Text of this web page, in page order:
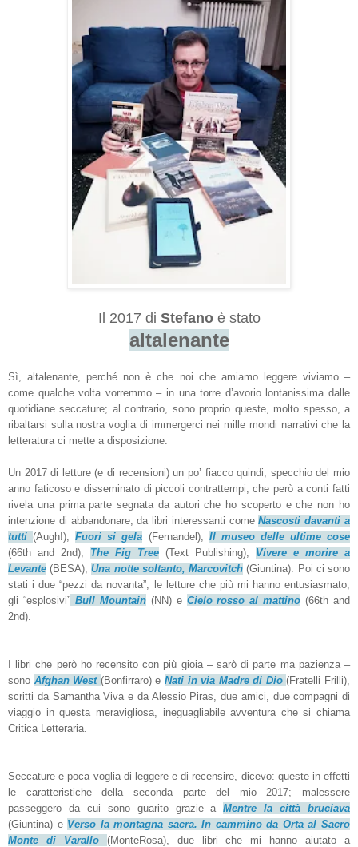
Il 2017 di Stefanoè stato
altalenante
Sì, altalenante, perché non è che noi che amiamo leggere viviamo –
come qualche volta vorremmo – in una torre d’avorio lontanissima dalle
quotidiane seccature; al contrario, sono proprio queste, molto spesso, a
ribaltarsi sulla nostra voglia di immergerci nei mille mondi narrativi che la
letteratura ci mette a disposizione.
Un 2017 di letture (e di recensioni) un po’ fiacco quindi, specchio del mio
anno faticoso e disseminato di piccoli contrattempi, che però a conti fatti
rivela una prima parte segnata da autori che ho scoperto e che non ho
intenzione di abbandonare, da libri interessanti comeNascosti davanti a
tutti (Augh!),Fuori si gela (Fernandel), Il museo delle ultime cose
(66th and 2nd), The Fig Tree (Text Publishing), Vivere e morire a
Levante (BESA),Una notte soltanto, Marcovitch (Giuntina). Poi ci sono
stati i due “pezzi da novanta”, le letture che più mi hanno entusiasmato,
gli “esplosivi” Bull Mountain(NN) e Cielo rosso al mattino (66th and
2nd).
I libri che però ho recensito con più gioia – sarò di parte ma pazienza –
sono Afghan West (Bonfirraro) e Nati in via Madre di Dio (Fratelli Frilli),
scritti da Samantha Viva e da Alessio Piras, due amici, due compagni di
viaggio in questa meravigliosa, ineguagliabile avventura che si chiama
Critica Letteraria.
Seccature e poca voglia di leggere e di recensire, dicevo: queste in effetti
le caratteristiche della seconda parte del mio 2017; malessere
passeggero da cui sono guarito grazie aMentre la città bruciava
(Giuntina) e Verso la montagna sacra. In cammino da Orta al Sacro
Monte di Varallo
(MonteRosa), due libri che mi hanno aiutato a